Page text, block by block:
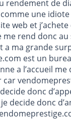
rendement de
une
web et
me rend donc
a ma grande
est un
a l’accueil
car
donc
decide donc